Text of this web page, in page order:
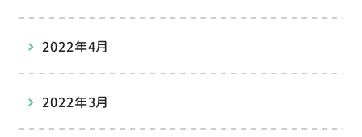
2022年4月
2022年3月